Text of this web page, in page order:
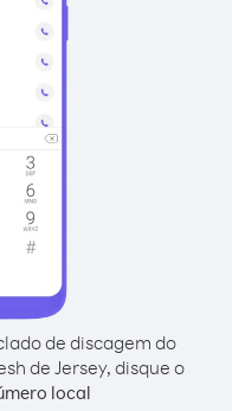
de discagem do
de Jersey, disque o
local